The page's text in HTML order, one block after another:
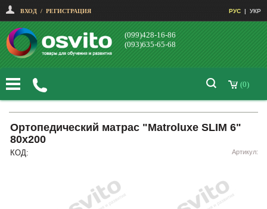
ВХОД / РЕГИСТРАЦИЯ РУС | УКР
(099)428-16-86
(093)635-65-68
(0)
Ортопедический матрас "Matroluxe SLIM 6"
80х200
КОД: Артикул: